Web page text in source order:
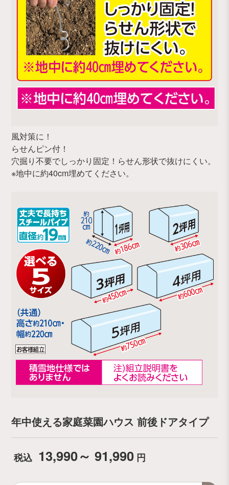
風対策に！
らせんピン付！
穴掘り不要でしっかり固定！らせん形状で抜けにくい。
※地中に約40cm埋めてください。
年中使える家庭菜園ハウス 前後ドアタイプ
税込 13,990～ 91,990 円